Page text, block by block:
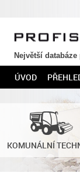
Největší
ÚVOD
KOMUNÁLNÍ